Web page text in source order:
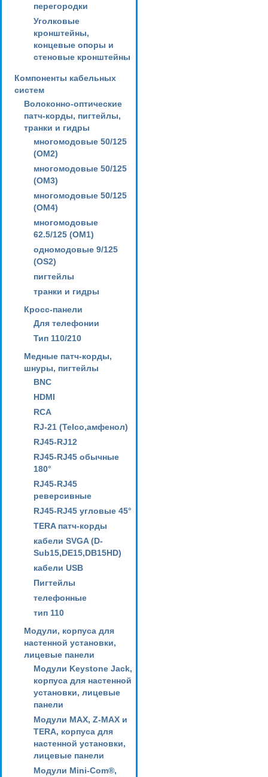
перегородки
Уголковые
кронштейны,
концевые опоры и
стеновые кронштейны
Компоненты кабельных
систем
Волоконно-оптические
патч-корды, пигтейлы,
транки и гидры
многомодовые 50/125
(OM2)
многомодовые 50/125
(OM3)
многомодовые 50/125
(OM4)
многомодовые
62.5/125 (OM1)
одномодовые 9/125
(OS2)
пигтейлы
транки и гидры
Кросс-панели
Для телефонии
Тип 110/210
Медные патч-корды,
шнуры, пигтейлы
BNC
HDMI
RCA
RJ-21 (Telco,амфенол)
RJ45-RJ12
RJ45-RJ45 обычные
180°
RJ45-RJ45
реверсивные
RJ45-RJ45 угловые 45°
TERA патч-корды
кабели SVGA (D-
Sub15,DE15,DB15HD)
кабели USB
Пигтейлы
телефонные
тип 110
Модули, корпуса для
настенной установки,
лицевые панели
Модули Keystone Jack,
корпуса для настенной
установки, лицевые
панели
Модули MAX, Z-MAX и
TERA, корпуса для
настенной установки,
лицевые панели
Модули Mini-Com®,